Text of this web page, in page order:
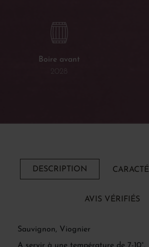
Boire avant
2028
DESCRIPTION
AVIS VÉRIFIÉS
Sauvignon, Viognier